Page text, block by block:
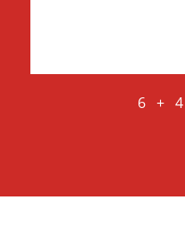
6 + 4